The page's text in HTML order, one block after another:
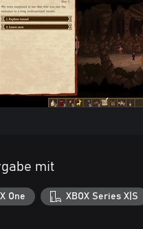
mit
One XBOX Series X|S